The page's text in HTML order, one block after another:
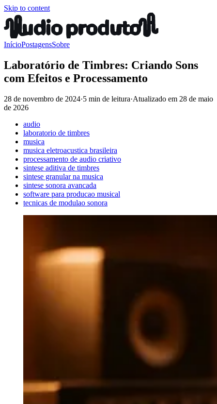
Skip to content
InícioPostagensSobre
Laboratório de Timbres: Criando Sons
com Efeitos e Processamento
28 de novembro de 2024·5 min de leitura·Atualizado em 28 de maio
de 2026
audio
laboratorio de timbres
musica
musica eletroacustica brasileira
processamento de audio criativo
sintese aditiva de timbres
sintese granular na musica
sintese sonora avancada
software para producao musical
tecnicas de modulao sonora